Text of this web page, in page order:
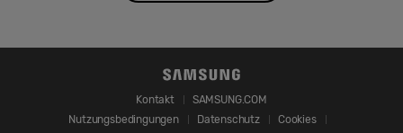
Kontakt
SAMSUNG.COM
Nutzungsbedingungen
Datenschutz Cookies